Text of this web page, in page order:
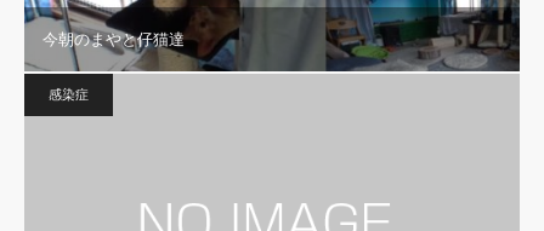
今朝のまやと仔猫達
感染症